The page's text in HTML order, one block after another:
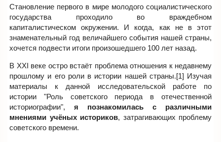
Становление первого в мире молодого социалистического
государства проходило во враждебном
капиталистическом окружении. И когда, как не в этот
знаменательный год величайшего события нашей страны,
хочется подвести итоги произошедшего 100 лет назад.
В XXI веке остро встаёт проблема отношения к недавнему
прошлому и его роли в истории нашей страны.[1] Изучая
материалы к данной исследовательской работе по
истории "Роль советского периода в отечественной
историографии", я познакомилась с различными
мнениями учёных историков, затрагивающих проблему
советского времени.